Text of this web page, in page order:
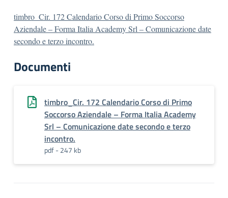
timbro_Cir. 172 Calendario Corso di Primo Soccorso
Aziendale – Forma Italia Academy Srl – Comunicazione date
secondo e terzo incontro.
Documenti
timbro_Cir. 172 Calendario Corso di Primo
Soccorso Aziendale – Forma Italia Academy
Srl – Comunicazione date secondo e terzo
incontro.
pdf - 247 kb